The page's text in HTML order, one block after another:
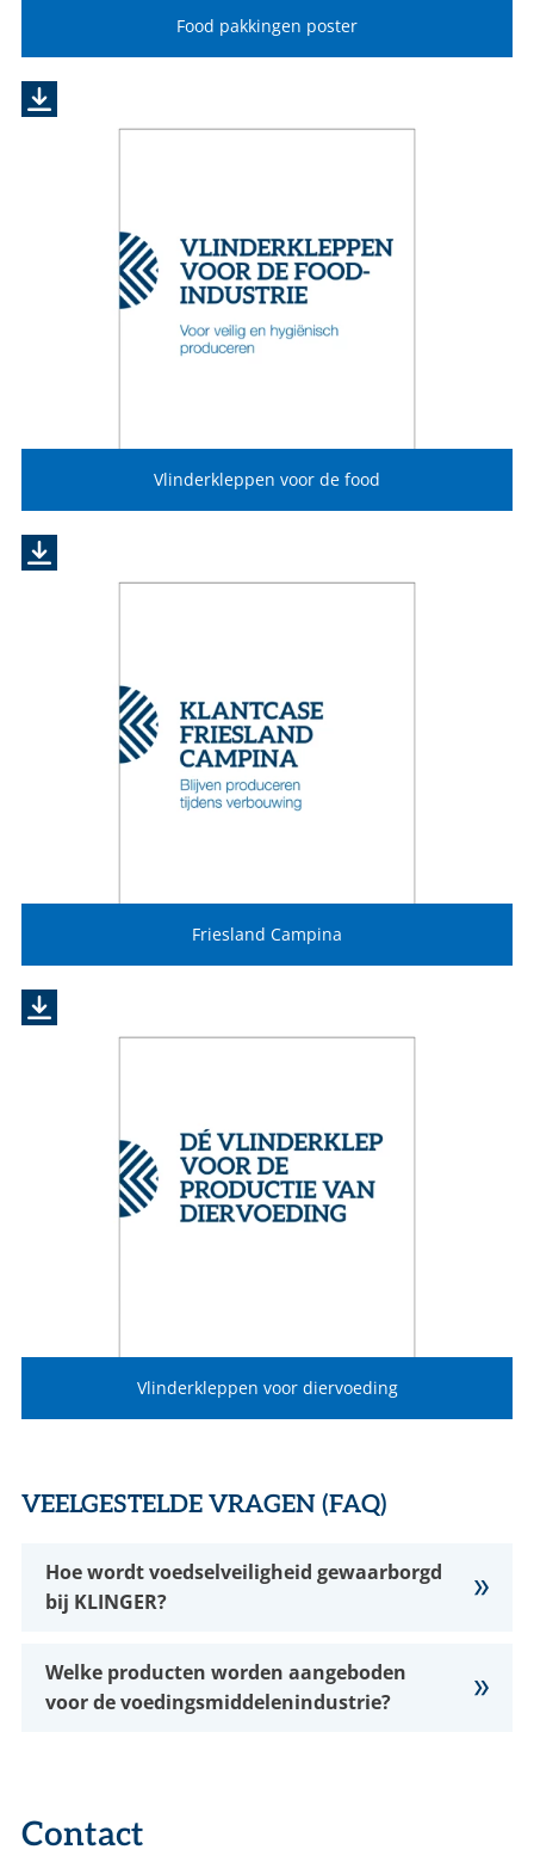
Food pakkingen poster
Vlinderkleppen voor de food
Friesland Campina
Vlinderkleppen voor diervoeding
VEELGESTELDE VRAGEN (FAQ)
Hoe wordt voedselveiligheid gewaarborgd
bij KLINGER?
Welke producten worden aangeboden
voor de voedingsmiddelenindustrie?
Contact